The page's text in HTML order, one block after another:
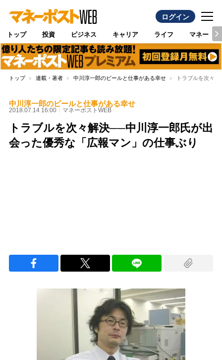
ログイン
トップ 投資 ビジネス キャリア ライフ マネー
トップ 連載・著者 中川淳一郎のビールと仕事がある幸せ トラブルを次々
中川淳一郎のビールと仕事がある幸せ
2018.07.14 16:00 マネーポストWEB
トラブルを次々解決──中川淳一郎氏が出
会った優秀な「広報マン」の仕事ぶり